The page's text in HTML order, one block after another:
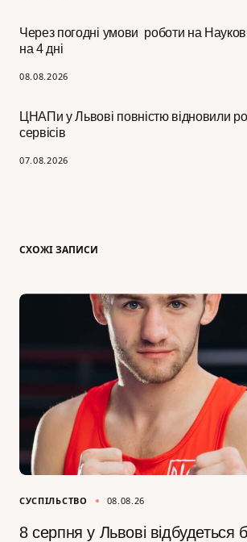
Через погодні умови роботи на
на 4 дні
08.08.2026
ЦНАПи у Львові повністю відновили
сервісів
07.08.2026
СХОЖІ ЗАПИСИ
СУСПІЛЬСТВО 08.08.26
8 серпня у Львові відбудеться